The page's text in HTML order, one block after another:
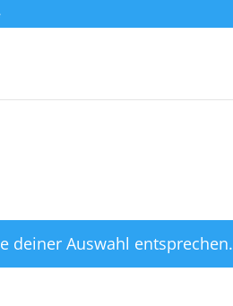
deiner Auswahl entsprechen.